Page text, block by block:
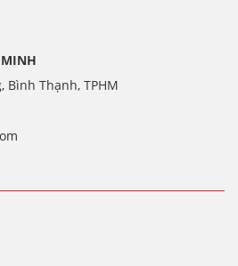
Bình Thạnh, TPHM